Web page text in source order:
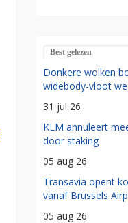
Best gelezen
Donkere wolken
widebody-vloot
31 jul 26
KLM annuleert
door staking
05 aug 26
Transavia opent
vanaf Brussels
05 aug 26